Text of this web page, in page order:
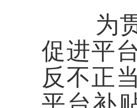
为贯
促进平
反不正